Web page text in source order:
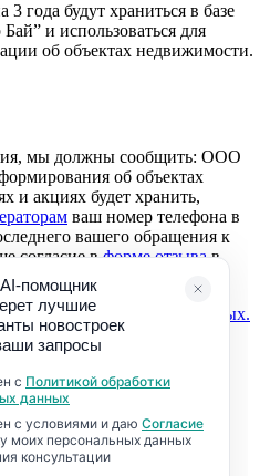
года будут храниться в базе
и использоваться для
об объектах недвижимости.
мы должны сообщить: ООО
об объектах
и акциях будет хранить,
ваш номер телефона в
вашего обращения к
согласие вформе отзывав
персональных данных.
связи
недвижимости,